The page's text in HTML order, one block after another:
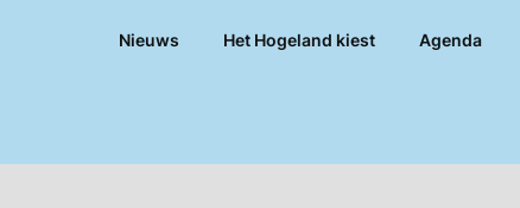
Nieuws Het Hogeland kiest Agenda